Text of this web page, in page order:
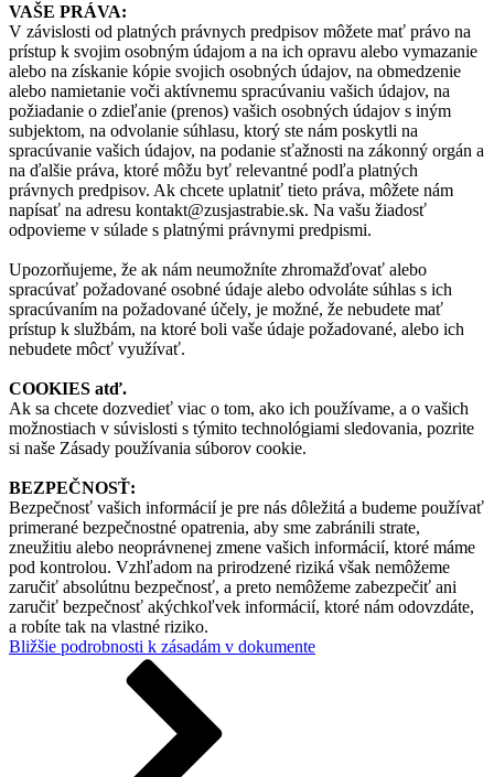
VAŠE PRÁVA:
V závislosti od platných právnych predpisov môžete mať právo na
prístup k svojim osobným údajom a na ich opravu alebo vymazanie
alebo na získanie kópie svojich osobných údajov, na obmedzenie
alebo namietanie voči aktívnemu spracúvaniu vašich údajov, na
požiadanie o zdieľanie (prenos) vašich osobných údajov s iným
subjektom, na odvolanie súhlasu, ktorý ste nám poskytli na
spracúvanie vašich údajov, na podanie sťažnosti na zákonný orgán a
na ďalšie práva, ktoré môžu byť relevantné podľa platných
právnych predpisov. Ak chcete uplatniť tieto práva, môžete nám
napísať na adresu kontakt@zusjastrabie.sk. Na vašu žiadosť
odpovieme v súlade s platnými právnymi predpismi.
Upozorňujeme, že ak nám neumožníte zhromažďovať alebo
spracúvať požadované osobné údaje alebo odvoláte súhlas s ich
spracúvaním na požadované účely, je možné, že nebudete mať
prístup k službám, na ktoré boli vaše údaje požadované, alebo ich
nebudete môcť využívať.
COOKIES atď.
Ak sa chcete dozvedieť viac o tom, ako ich používame, a o vašich
možnostiach v súvislosti s týmito technológiami sledovania, pozrite
si naše Zásady používania súborov cookie.
BEZPEČNOSŤ:
Bezpečnosť vašich informácií je pre nás dôležitá a budeme používať
primerané bezpečnostné opatrenia, aby sme zabránili strate,
zneužitiu alebo neoprávnenej zmene vašich informácií, ktoré máme
pod kontrolou. Vzhľadom na prirodzené riziká však nemôžeme
zaručiť absolútnu bezpečnosť, a preto nemôžeme zabezpečiť ani
zaručiť bezpečnosť akýchkoľvek informácií, ktoré nám odovzdáte,
a robíte tak na vlastné riziko.
Bližšie podrobnosti k zásadám v dokumente